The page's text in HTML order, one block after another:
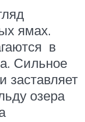
ямах.
в
Сильное
заставляет
озера